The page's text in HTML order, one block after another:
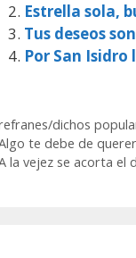
Estrella sola,
Tus deseos
Por San
dichos
te debe de
la vejez se acorta el